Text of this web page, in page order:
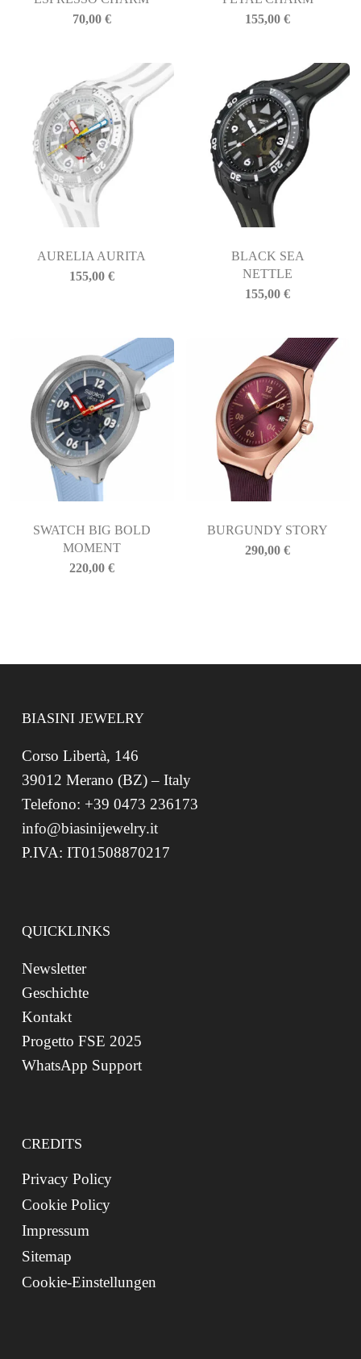
70,00 €
155,00€
AURELIA AURITA
155,00 €
BLACK SEA
NETTLE
155,00€
SWATCH BIG BOLD
MOMENT
220,00 €
BURGUNDY STORY
290,00€
BIASINI JEWELRY
Corso Libertà, 146
39012 Merano (BZ) – Italy
Telefono: +39 0473 236173
info@biasinijewelry.it
P.IVA: IT01508870217
QUICKLINKS
Newsletter
Geschichte
Kontakt
Progetto FSE 2025
WhatsApp Support
CREDITS
Privacy Policy
Cookie Policy
Impressum
Sitemap
Cookie-Einstellungen